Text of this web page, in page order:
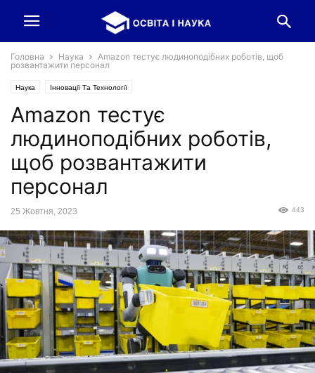
Головна Наука
Amazon тестує людиноподібних роботів, щоб
розвантажити персонал
Наука Інновації Та Технології
Amazon тестує
людиноподібних роботів,
щоб розвантажити
персонал
25 Жовтня, 2023 443